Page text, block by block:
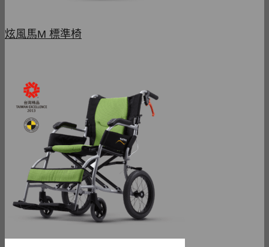
炫風馬M 標準椅